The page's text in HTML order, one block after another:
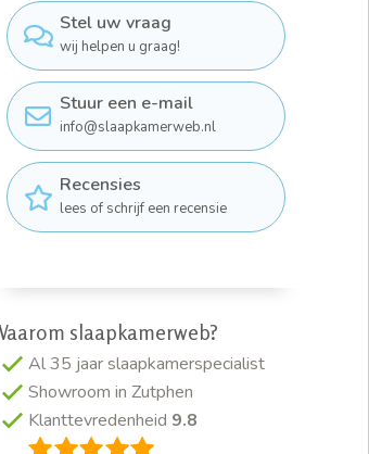
Stel uw vraag
wij helpen u graag!
Stuur een e-mail
info@slaapkamerweb.nl
Recensies
lees of schrijf een recensie
slaapkamerweb?
Al 35 jaar slaapkamerspecialist
Showroom in Zutphen
Klanttevredenheid 9.8